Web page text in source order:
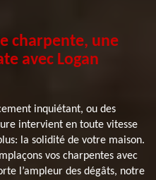
charpente, une
avec Logan
inquiétant, ou des
intervient en toute vitesse
la solidité de votre maison.
vos charpentes avec
l’ampleur des dégâts, notre